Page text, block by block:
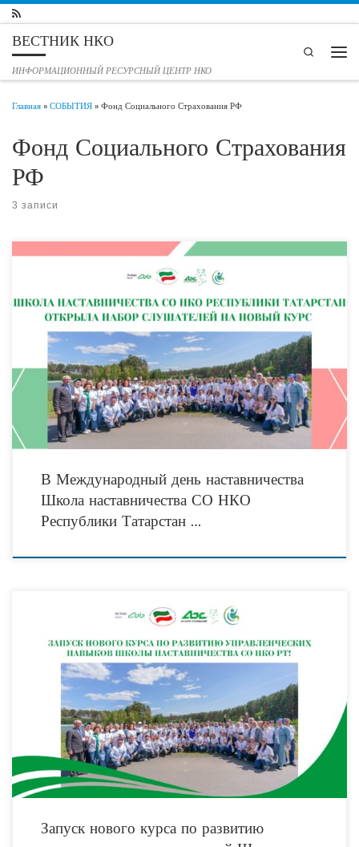
Перейти к содержимому
ВЕСТНИК НКО
ИНФОРМАЦИОННЫЙ РЕСУРСНЫЙ ЦЕНТР НКО
Search
Главная»СОБЫТИЯ»Фонд Социального Страхования РФ
Фонд Социального Страхования
РФ
3 записи
Ежегодно с 2017 года 17 января отмечается Международный день
наставничества, посвященный людям, которые помогают другим обретать
новые знания и развиваться, а также делятся своим опытом.
В Международный день наставничества
Школа наставничества СО НКО
Республики Татарстан …
Дорогие друзья! В Международный день наставничества Общественная Палата
Республики Татарстан запускает новый курс по развитию управленческих
компетенций Школы наставничества СО НКО РТ! Дата: 17 января
Запуск нового курса по развитию